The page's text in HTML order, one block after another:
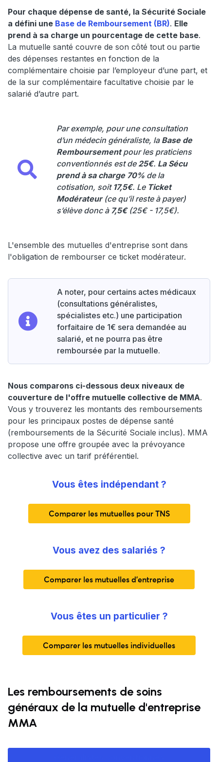
Pour chaque dépense de santé, la Sécurité Sociale
a défini une Base de Remboursement (BR). Elle
prend à sa charge un pourcentage de cette base.
La mutuelle santé couvre de son côté tout ou partie
des dépenses restantes en fonction de la
complémentaire choisie par l’employeur d’une part, et
de la sur complémentaire facultative choisie par le
salarié d’autre part.
Par exemple, pour une consultation
d’un médecin généraliste, la Base de
Remboursementpour les praticiens
conventionnés est de 25€. La Sécu
prend à sa charge 70% de la
cotisation, soit 17,5€. Le Ticket
Modérateur (ce qu’il reste à payer)
s’élève donc à 7,5€(25€ - 17,5€).
L'ensemble des mutuelles d'entreprise sont dans
l'obligation de rembourser ce ticket modérateur.
A noter, pour certains actes médicaux
(consultations généralistes,
spécialistes etc.) une participation
forfaitaire de 1€ sera demandée au
salarié, et ne pourra pas être
remboursée par la mutuelle.
Nous comparons ci-dessous deux niveaux de
couverture de l'offre mutuelle collective de MMA.
Vous y trouverez les montants des remboursements
pour les principaux postes de dépense santé
(remboursements de la Sécurité Sociale inclus). MMA
propose une offre groupée avec la prévoyance
collective avec un tarif préférentiel.
Vous êtes indépendant ?
Comparer les mutuelles pour TNS
Vous avez des salariés ?
Comparer les mutuelles d'entreprise
Vous êtes un particulier ?
Comparer les mutuelles individuelles
Les remboursements de soins
généraux de la mutuelle d'entreprise
MMA